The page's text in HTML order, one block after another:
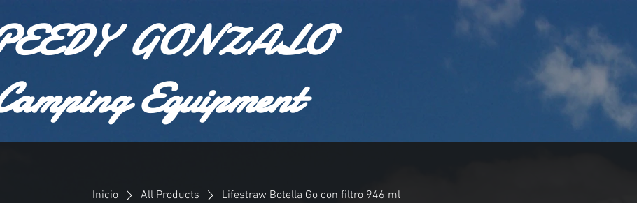
GONZALO
Equipment
Inicio All Products Lifestraw Botella Go con filtro 946 ml